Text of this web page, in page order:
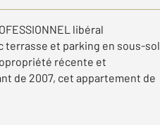
libéral
terrasse et parking en sous-sol
récente et
de 2007, cet appartement de